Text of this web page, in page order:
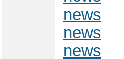
news
news
news